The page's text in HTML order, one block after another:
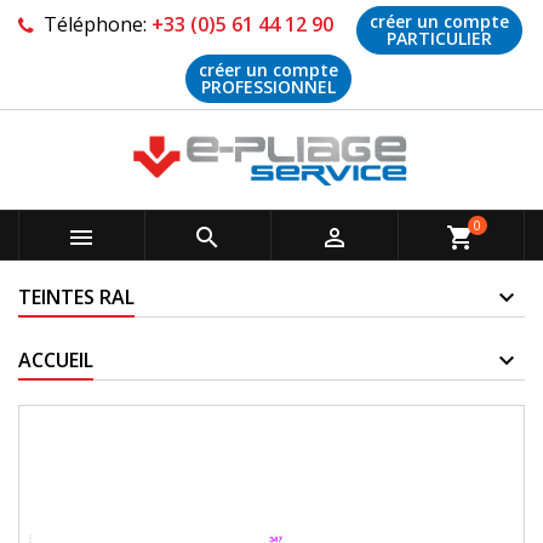
Téléphone: +33 (0)5 61 44 12 90 créer un compte
PARTICULIER
créer un compte
PROFESSIONNEL
   shopping_cart0
TEINTES RAL
ACCUEIL